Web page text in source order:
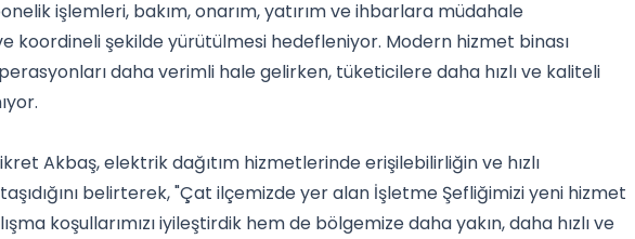
işlemleri, bakım, onarım, yatırım ve ihbarlara müdahale
koordineli şekilde yürütülmesi hedefleniyor. Modern hizmet binası
daha verimli hale gelirken, tüketicilere daha hızlı ve kaliteli
Akbaş, elektrik dağıtım hizmetlerinde erişilebilirliğin ve hızlı
belirterek, "Çat ilçemizde yer alan İşletme Şefliğimizi yeni hizmet
koşullarımızı iyileştirdik hem de bölgemize daha yakın, daha hızlı ve